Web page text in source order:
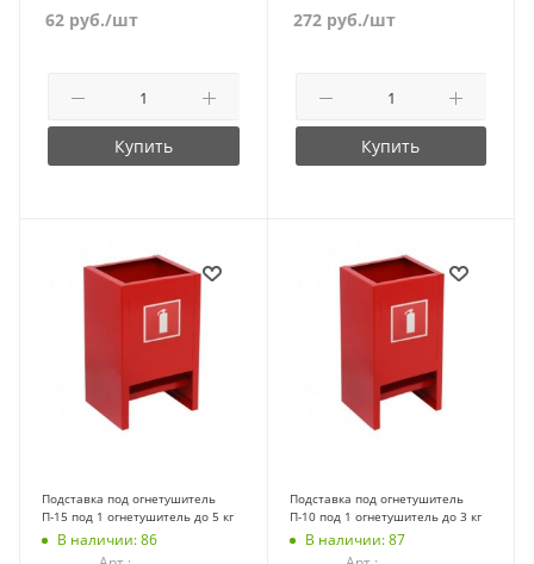
62 руб./шт
Купить
272руб./шт
Купить
Подставка под огнетушитель
П-15 под 1 огнетушитель до 5 кг
В наличии: 86
Подставка под огнетушитель
П-10 под 1 огнетушитель до 3 кг
В наличии: 87